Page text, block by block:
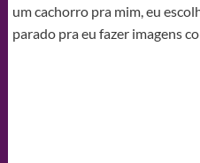
um cachorro pra mim, eu
parado pra eu fazer imagens